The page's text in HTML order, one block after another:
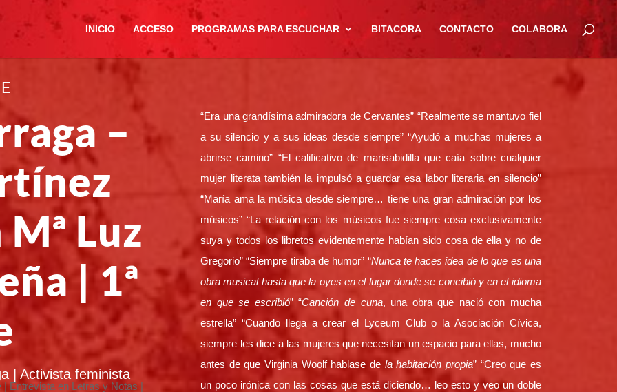
INICIO ACCESO PROGRAMAS PARA ESCUCHAR BITACORA CONTACTO COLABORA
–
Luz
| 1ª
| Activista feminista
“Era una grandísima admiradora de Cervantes” “Realmente se mantuvo fiel
a su silencio y a sus ideas desde siempre” “Ayudó a muchas mujeres a
abrirse camino” “El calificativo de marisabidilla que caía sobre cualquier
mujer literata también la impulsó a guardar esa labor literaria en silencio”
“María ama la música desde siempre… tiene una gran admiración por los
músicos” “La relación con los músicos fue siempre cosa exclusivamente
suya y todos los libretos evidentemente habían sido cosa de ella y no de
Gregorio” “Siempre tiraba de humor” “Nunca te haces idea de lo que es una
obra musical hasta que la oyes en el lugar donde se concibió y en el idioma
en que se escribió” “Canción de cuna, una obra que nació con mucha
estrella” “Cuando llega a crear el Lyceum Club o la Asociación Cívica,
siempre les dice a las mujeres que necesitan un espacio para ellas, mucho
antes de que Virginia Woolf hablase de la habitación propia” “Creo que es
un poco irónica con las cosas que está diciendo… leo esto y veo un doble